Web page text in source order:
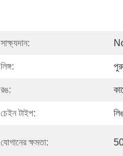
সাক্ষ্যদান:
লিঙ্গ:
রঙ:
চেইন টাইপ:
যোগানের ক্ষমতা: